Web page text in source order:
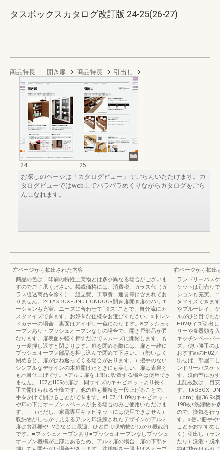
タスボックスカタログ改訂版 24-25(26-27)
商品特長 開き扉 商品特長 引出し
24
25
お探しのページは「カタログビュー」でごらんいただけます。カ
タログビューではweb上でパラパラめくりながらカタログをごら
んになれます。
左ページから抽出された内容
商品の色は、印刷の特性上実物とは多少異なる場合がございま
すのでご了承ください。掲載価格には、消費税、ガラス代（ガ
ラス組込商品を除く）、組立費、工事費、運賃等は含まれてお
りません。24TASBOXFUNCTIONDOOR開き扉開き扉のバリエ
ーションも充実。ニーズに合わせて“タス”ことで、自分流にカ
スタマイズできます。お好きな仕様をお選びください。※トレン
ドカラーの場合、裏面はアイボリー色になります。※プッシュオ
ープンあり・プッシュオープンなしの場合で、開き戸部品が異
なります。扉表面を軽く押すだけでスムーズに開閉します。も
う一度押し返すと閉まります。扉を閉める際には、扉と一緒に
プッシュオープン部品を押し込んで閉めて下さい。（勢いよく
閉めると、扉がはね返ってくる場合があります。）把手のない
シンプルなデザインの木扉開けたときにも美しい、扉は表裏と
も木目仕上げです。※アルミ扉を上部に設置する場合は使用でき
ません。H07とH09の扉は、同サイズのキャビネットより長く、
手で開けられる仕様です。他の扉も棚板を一段上げることで、
手をかけて開けることができます。※H07／H09のキャビネット
や扉の下にオープンスペースがある場合のみご使用いただけま
す。 （ただし、家電専用キャビネットには使用できません）
収納物がしっかり見えるアルミ扉洗練されたデザインのアルミ
扉は食器棚やTV台などに最適。ひと目で収納物がわかり機能的
です。■プッシュオープンあり■プッシュオープンなしプッシュ
オープン機構が上部にあるため、アルミ扉の場合、扉の下部を
押しても開かない場合があります。注棚板を一段上げるオープ
右ページから抽出
ランドリーバス
ケットは別売り
ションも充実。
タマイズできま
やブルーレイ、
ルがひと目でわ
H02サイズ引出
リーや食器類を
キッチンペーパ
ズ。使い勝手の
おすすめのH02
出せば、部屋干
ンドリーバスケ
す。洗面室にお
上記枚数は、目
す。
（cm）幅36.9×
198枚※洗濯物を
ので、換気を行
す。※使い勝手や
ことをおすすめ
く）引出し（ラ
たり）洗濯・脱
約40枚かけられ